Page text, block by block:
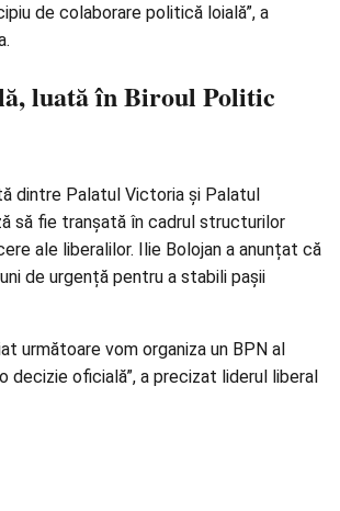
de colaborare politică loială”, a
luată în Biroul Politic
dintre Palatul Victoria și Palatul
să fie tranșată în cadrul structurilor
ale liberalilor. Ilie Bolojan a anunțat că
de urgență pentru a stabili pașii
următoare vom organiza un BPN al
decizie oficială”, a precizat liderul liberal